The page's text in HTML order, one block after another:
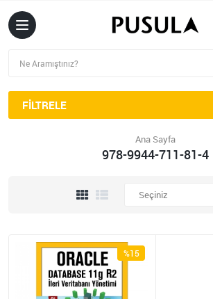
FILTRELE
Ana Sayfa
978-9944-711-81-4
%15